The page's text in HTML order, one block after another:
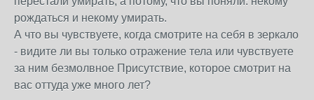
рождаться и некому умирать.
А что вы чувствуете, когда смотрите на себя в зеркало
- видите ли вы только отражение тела или чувствуете
за ним безмолвное Присутствие, которое смотрит на
вас оттуда уже много лет?